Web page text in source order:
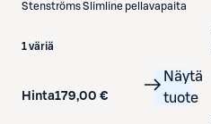
StenströmsSlimline pellavapaita
1 väriä
Hinta179,00 €
Näytä
tuote